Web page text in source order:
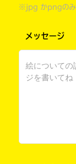
※jpg かpngのみ
メッセージ